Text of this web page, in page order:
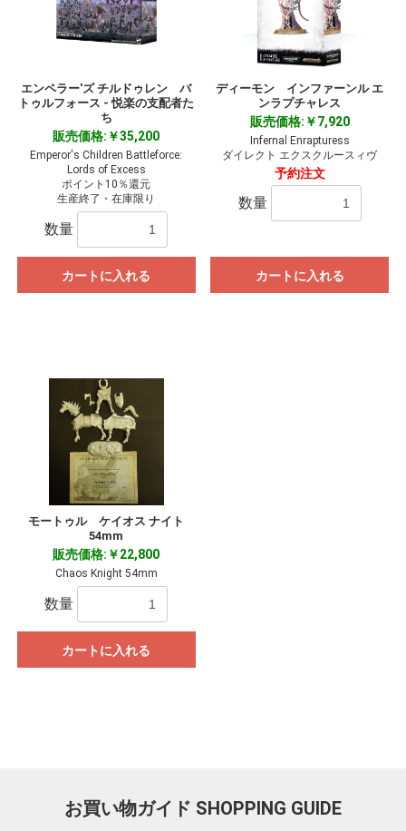
エンペラー'ズ チルドゥレン バ
トゥルフォース - 悦楽の支配者た
ち
販売価格:￥35,200
Emperor's Children Battleforce:
Lords of Excess
ポイント10％還元
生産終了・在庫限り
数量
カートに入れる
ディーモン インファーンル エ
ンラプチャレス
販売価格:￥7,920
Infernal Enrapturess
ダイレクト エクスクルースィヴ
予約注文
数量
カートに入れる
モートゥル ケイオス ナイト
54mm
販売価格:￥22,800
Chaos Knight 54mm
数量
カートに入れる
お買い物ガイド SHOPPING GUIDE